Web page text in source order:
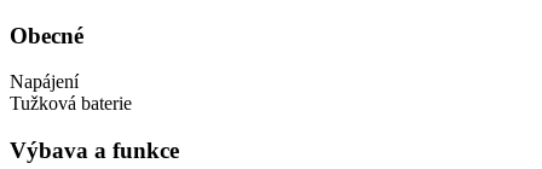
Obecné
Napájení
Tužková baterie
Výbava a funkce